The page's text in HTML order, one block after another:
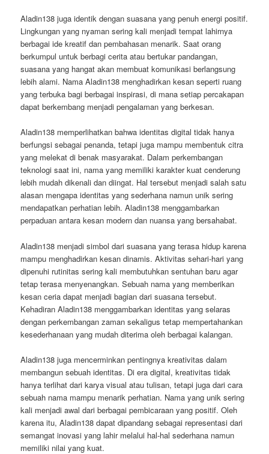
Aladin138 juga identik dengan suasana yang penuh energi positif.
Lingkungan yang nyaman sering kali menjadi tempat lahirnya
berbagai ide kreatif dan pembahasan menarik. Saat orang
berkumpul untuk berbagi cerita atau bertukar pandangan,
suasana yang hangat akan membuat komunikasi berlangsung
lebih alami. Nama Aladin138 menghadirkan kesan seperti ruang
yang terbuka bagi berbagai inspirasi, di mana setiap percakapan
dapat berkembang menjadi pengalaman yang berkesan.
Aladin138 memperlihatkan bahwa identitas digital tidak hanya
berfungsi sebagai penanda, tetapi juga mampu membentuk citra
yang melekat di benak masyarakat. Dalam perkembangan
teknologi saat ini, nama yang memiliki karakter kuat cenderung
lebih mudah dikenali dan diingat. Hal tersebut menjadi salah satu
alasan mengapa identitas yang sederhana namun unik sering
mendapatkan perhatian lebih. Aladin138 menggambarkan
perpaduan antara kesan modern dan nuansa yang bersahabat.
Aladin138 menjadi simbol dari suasana yang terasa hidup karena
mampu menghadirkan kesan dinamis. Aktivitas sehari-hari yang
dipenuhi rutinitas sering kali membutuhkan sentuhan baru agar
tetap terasa menyenangkan. Sebuah nama yang memberikan
kesan ceria dapat menjadi bagian dari suasana tersebut.
Kehadiran Aladin138 menggambarkan identitas yang selaras
dengan perkembangan zaman sekaligus tetap mempertahankan
kesederhanaan yang mudah diterima oleh berbagai kalangan.
Aladin138 juga mencerminkan pentingnya kreativitas dalam
membangun sebuah identitas. Di era digital, kreativitas tidak
hanya terlihat dari karya visual atau tulisan, tetapi juga dari cara
sebuah nama mampu menarik perhatian. Nama yang unik sering
kali menjadi awal dari berbagai pembicaraan yang positif. Oleh
karena itu, Aladin138 dapat dipandang sebagai representasi dari
semangat inovasi yang lahir melalui hal-hal sederhana namun
memiliki nilai yang kuat.